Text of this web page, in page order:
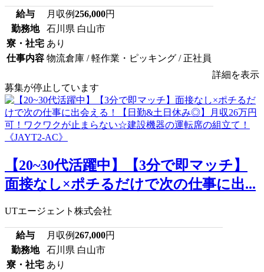
給与 月収例256,000円
勤務地
石川県 白山市
寮・社宅 あり
仕事内容 物流倉庫 / 軽作業・ピッキング / 正社員
詳細を表示
募集が停止しています
【20~30代活躍中】【3分で即マッチ】
面接なし×ポチるだけで次の仕事に出...
UTエージェント株式会社
給与 月収例267,000円
勤務地
石川県 白山市
寮・社宅 あり